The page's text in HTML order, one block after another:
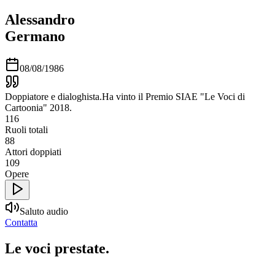
Alessandro
Germano
08/08/1986
Doppiatore e dialoghista.Ha vinto il Premio SIAE "Le Voci di
Cartoonia" 2018.
116
Ruoli totali
88
Attori doppiati
109
Opere
Saluto audio
Contatta
Le voci prestate.